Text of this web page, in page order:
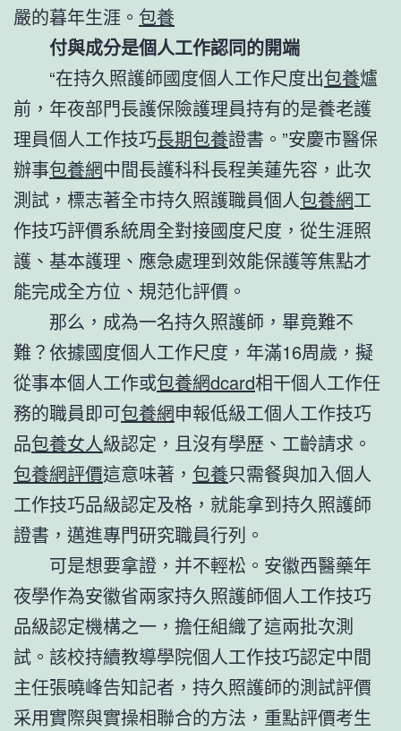
嚴的暮年生涯。 包養
付與成分是個人工作認同的開端
“在持久照護師國度個人工作尺度出包養爐
前，年夜部門長護保險護理員持有的是養老護
理員個人工作技巧長期包養證書。”安慶市醫保
辦事包養網中間長護科科長程美蓮先容，此次
測試，標志著全市持久照護職員個人包養網工
作技巧評價系統周全對接國度尺度，從生涯照
護、基本護理、應急處理到效能保護等焦點才
能完成全方位、規范化評價。
那么，成為一名持久照護師，畢竟難不
難？依據國度個人工作尺度，年滿16周歲，擬
從事本個人工作或包養網dcard相干個人工作任
務的職員即可包養網申報低級工個人工作技巧
品包養女人級認定，且沒有學歷、工齡請求。
包養網評價這意味著， 包養只需餐與加入個人
工作技巧品級認定及格，就能拿到持久照護師
證書，邁進專門研究職員行列。
可是想要拿證，并不輕松。安徽西醫藥年
夜學作為安徽省兩家持久照護師個人工作技巧
品級認定機構之一，擔任組織了這兩批次測
試。該校持續教導學院個人工作技巧認定中間
主任張曉峰告知記者，持久照護師的測試評價
采用實際與實操相聯合的方法，重點評價考生